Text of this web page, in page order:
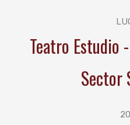
Teatro Estudio
Sector